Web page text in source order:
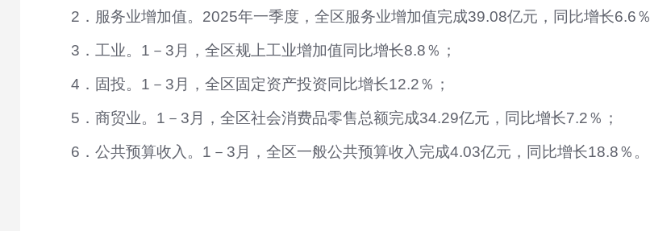
2． 服务业增加值。 2025年一季度，全区服务业增加值完成39.08亿元，同比增长6.6％
3． 工业。 1－3 月，全区规上工业增加值同比增长8.8％ ；
4． 固投。 1－3 月，全区固定资产投资同比增长12.2％ ；
5． 商贸业。 1－3 月，全区社会消费品零售总额完成34.29亿元，同比增长7.2％ ；
6． 公共预算收入。 1－3 月，全区一般公共预算收入完成4.03亿元，同比增长18.8％ 。